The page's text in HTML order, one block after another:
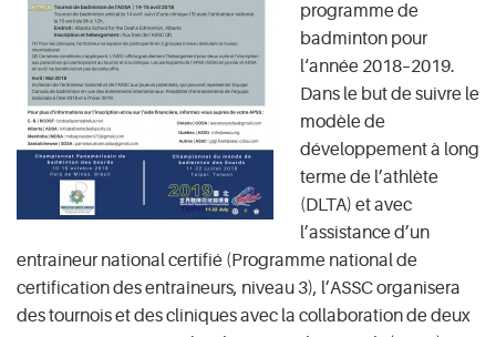
programme de
badminton pour
l‘année 2018–2019.
Dans le but de suivre le
modèle de
développement à long
terme de l’athlète
(DLTA) et avec
l’assistance d’un
entraineur national certifié (Programme national de
certification des entraîneurs, niveau 3), l’ASSC organisera
des tournois et des cliniques avec la collaboration de deux